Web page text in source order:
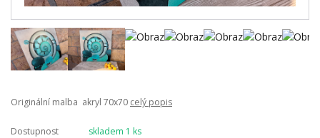
Originální malba akryl 70x70 celý popis
Dostupnost skladem 1 ks